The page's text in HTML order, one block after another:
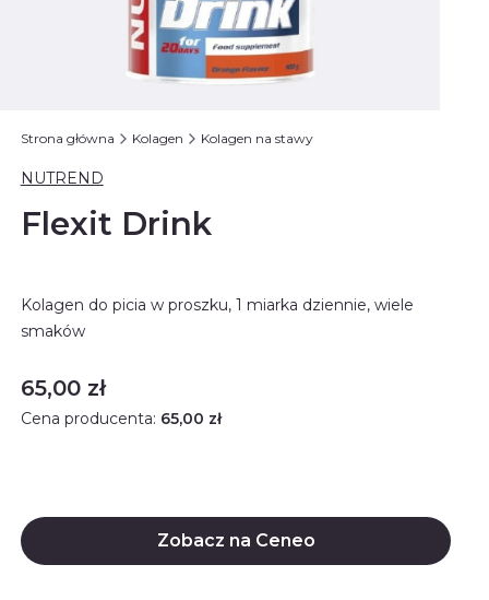
Strona główna Kolagen Kolagen na stawy
NUTREND
Flexit Drink
Kolagen do picia w proszku, 1 miarka dziennie, wiele
smaków
Cena
65,00 zł
Cena producenta: 65,00 zł
Zobacz na Ceneo